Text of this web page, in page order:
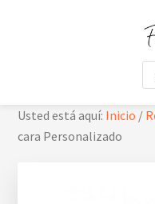
Usted está aquí: Inicio /
cara Personalizado